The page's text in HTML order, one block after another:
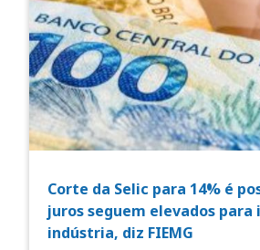
Corte da Selic para 14% é
juros seguem elevados para
indústria, diz FIEMG